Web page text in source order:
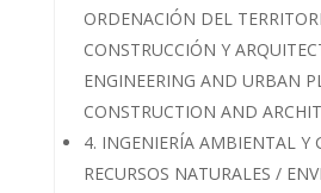
ORDENACIÓN DEL
CONSTRUCCIÓN Y
ENGINEERING AND URBAN
CONSTRUCTION AND
4. INGENIERÍA AMBIENTAL Y
RECURSOS NATURALES /